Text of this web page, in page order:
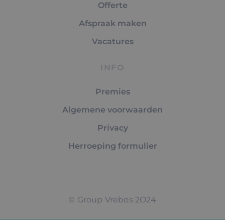
Offerte
Afspraak maken
Vacatures
INFO
Premies
Algemene voorwaarden
Privacy
Herroeping formulier
© Group Vrebos 2O24